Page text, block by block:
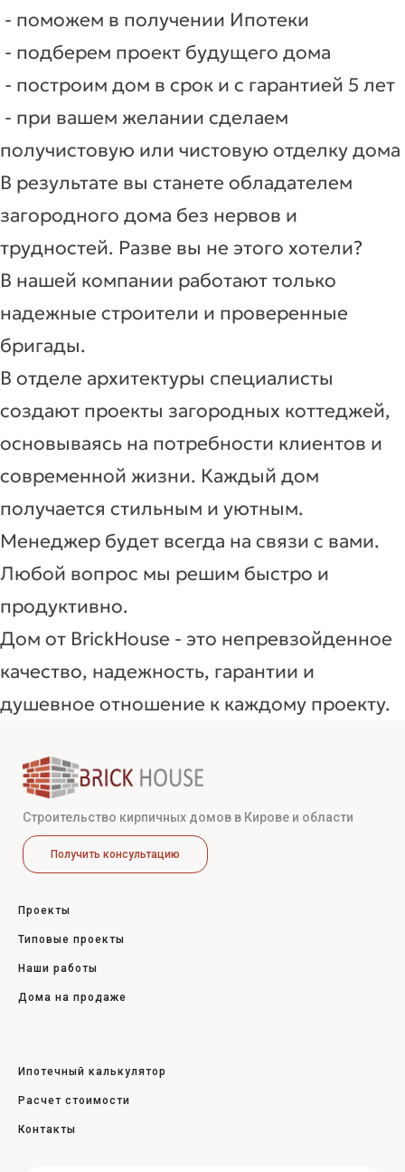
- поможем в получении Ипотеки
- подберем проект будущего дома
- построим дом в срок и с гарантией 5 лет
- при вашем желании сделаем
получистовую или чистовую отделку дома
В результате вы станете обладателем
загородного дома без нервов и
трудностей. Разве вы не этого хотели?
В нашей компании работают только
надежные строители и проверенные
бригады.
В отделе архитектуры специалисты
создают проекты загородных коттеджей,
основываясь на потребности клиентов и
современной жизни. Каждый дом
получается стильным и уютным.
Менеджер будет всегда на связи с вами.
Любой вопрос мы решим быстро и
продуктивно.
Дом от BrickHouse - это непревзойденное
качество, надежность, гарантии и
душевное отношение к каждому проекту.
Строительство кирпичных домов в Кирове и области
Получить консультацию
Проекты
Типовые проекты
Наши работы
Дома на продаже
Ипотечный калькулятор
Расчет стоимости
Контакты